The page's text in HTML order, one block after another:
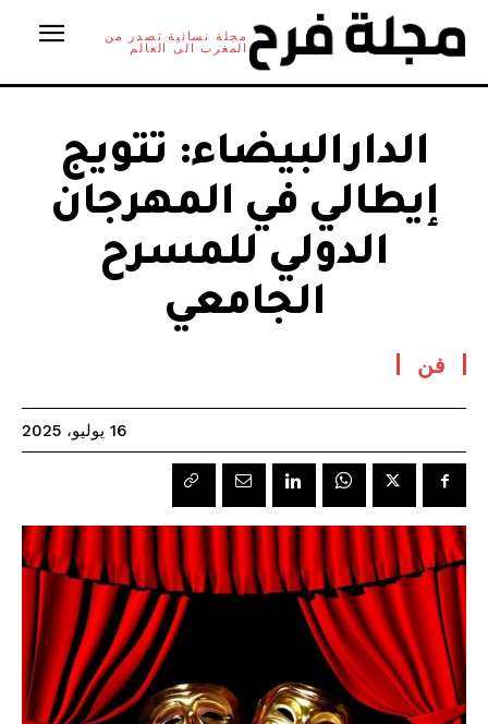
مجلة نسائية تصدر من
المغرب الى العالم
الدارالبيضاء: تتويج
إيطالي في المهرجان
الدولي للمسرح
الجامعي
فن
16 يوليو، 2025